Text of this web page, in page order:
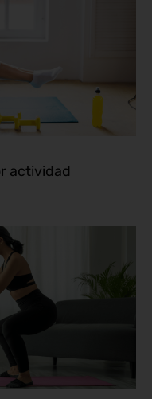
actividad